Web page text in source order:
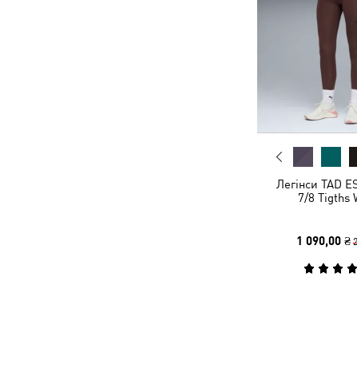
Легінси TAD
7/8 Tigths
1 090,00 ₴